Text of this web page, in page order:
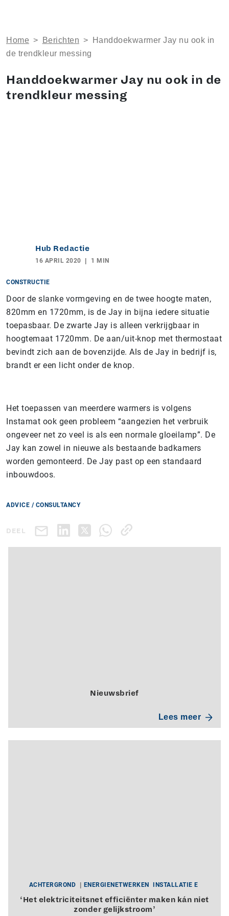
Home > Berichten >
Handdoekwarmer Jay nu ook in
de trendkleur messing
Handdoekwarmer Jay nu ook in de
trendkleur messing
Hub Redactie
16 APRIL 2020 1 MIN
CONSTRUCTIE
Door de slanke vormgeving en de twee hoogte maten,
820mm en 1720mm, is de Jay in bijna iedere situatie
toepasbaar. De zwarte Jay is alleen verkrijgbaar in
hoogtemaat 1720mm. De aan/uit-knop met thermostaat
bevindt zich aan de bovenzijde. Als de Jay in bedrijf is,
brandt er een licht onder de knop.
Het toepassen van meerdere warmers is volgens
Instamat ook geen probleem “aangezien het verbruik
ongeveer net zo veel is als een normale gloeilamp”. De
Jay kan zowel in nieuwe als bestaande badkamers
worden gemonteerd. De Jay past op een standaard
inbouwdoos.
ADVICE / CONSULTANCY
DEEL
Nieuwsbrief
Lees meer
ACHTERGROND ENERGIENETWERKEN INSTALLATIE E
‘Het elektriciteitsnet efficiënter maken kán niet
zonder gelijkstroom’